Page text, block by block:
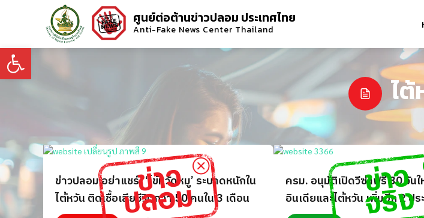
Open toolbar
ศูนย์ต่อต้านข่าวปลอม ประเทศไทย
Anti-Fake News Center Thailand
ไ
ข่าวปลอม อย่าแชร์! ‘ไข้หวัดหมู’ ระบาดหนักใน
ไต้หวัน ติดเชื้อเสียชีวิตกว่า 50 คนใน 3 เดือน
ครม. อนุมัติเปิดวีซ่าฟรี 30 วัน
อินเดียและไต้หวัน เพิ่มอีก 2 ปร